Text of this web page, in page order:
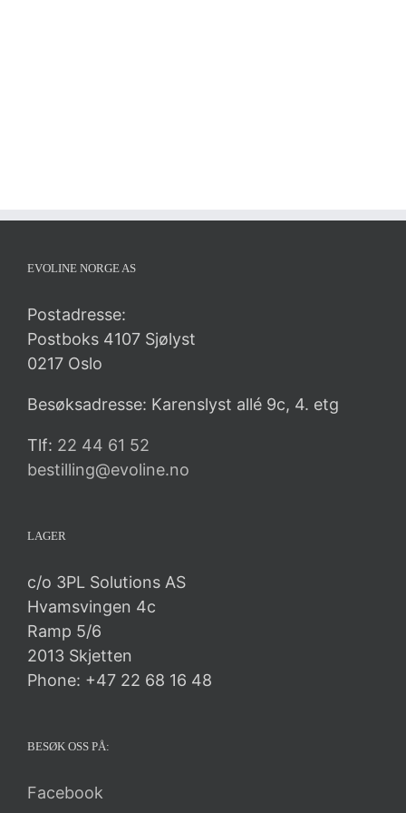
EVOLINE NORGE AS
Postadresse:
Postboks 4107 Sjølyst
0217 Oslo
Besøksadresse: Karenslyst allé 9c, 4. etg
Tlf: 22 44 61 52
bestilling@evoline.no
LAGER
c/o 3PL Solutions AS
Hvamsvingen 4c
Ramp 5/6
2013 Skjetten
Phone: +47 22 68 16 48
BESØK OSS PÅ:
Facebook